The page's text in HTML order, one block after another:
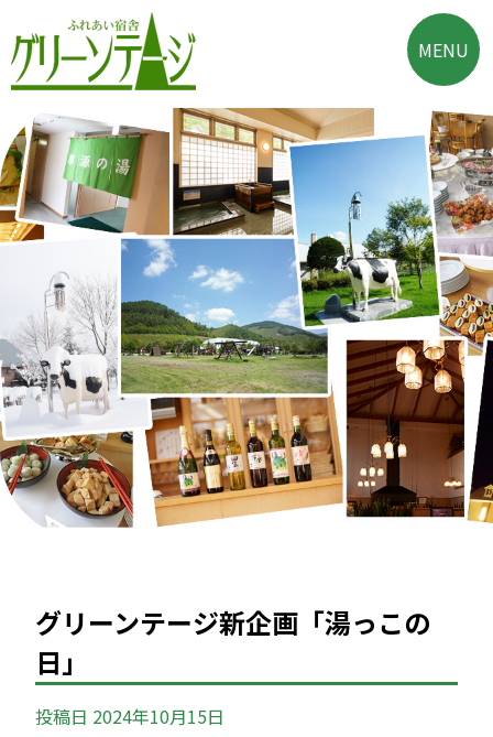
to
content
ふれあい宿舎 グリー
ンテージ
大自然に囲まれた酪農
郷の宿泊施設
MENU
グリーンテージ新企画「湯っこの
日」
投稿日 2024年10月15日